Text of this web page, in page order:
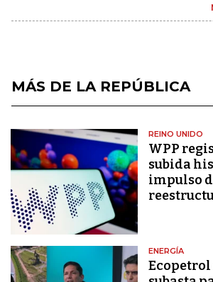
MÁS DE LA REPÚBLICA
REINO UNIDO
WPP
subida
impulso
ENERGÍA